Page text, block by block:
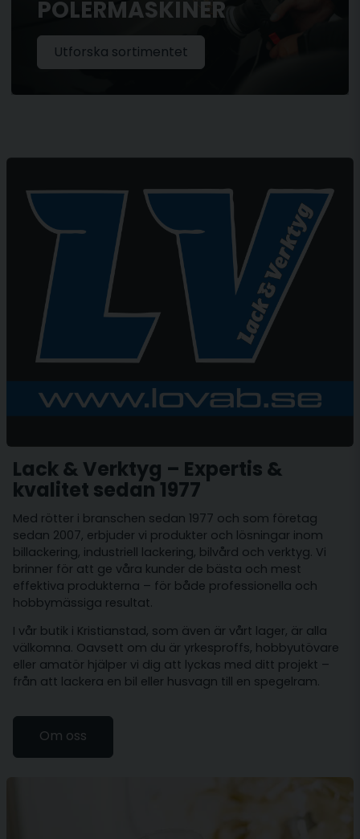
POLERMASKINER
Utforska sortimentet
Lack & Verktyg – Expertis &
kvalitet sedan 1977
Med rötter i branschen sedan 1977 och som företag
sedan 2007, erbjuder vi produkter och lösningar inom
billackering, industriell lackering, bilvård och verktyg. Vi
brinner för att ge våra kunder de bästa och mest
effektiva produkterna – för både professionella och
hobbymässiga resultat.
I vår butik i Kristianstad, som även är vårt lager, är alla
välkomna. Oavsett om du är yrkesproffs, hobbyutövare
eller amatör hjälper vi dig att lyckas med ditt projekt –
från att lackera en bil eller husvagn till en spegelram.
Om oss